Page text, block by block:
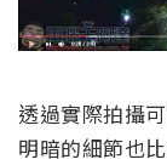
透過實際拍攝
明暗的細節也